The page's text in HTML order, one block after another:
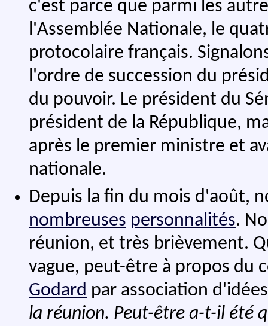
c'est parce que parmi les
l'Assemblée Nationale, le
protocolaire français.
l'ordre de succession du
du pouvoir. Le président du
président de la République,
après le premier ministre et
nationale.
Depuis la fin du mois d'août,
nombreuses personnalités.
réunion, et très brièvement.
vague, peut-être à propos du
Godard par association
la réunion. Peut-être a-t-il été